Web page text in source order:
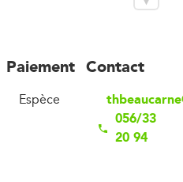
Paiement
Espèce
Contact
056/33
20 94